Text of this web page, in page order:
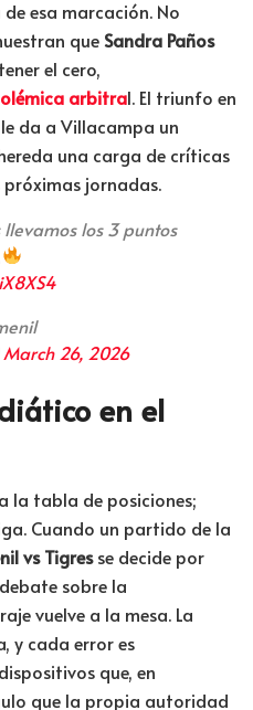
esa marcación. No
que Sandra Paños
el cero,
arbitral. El triunfo en
da a Villacampa un
una carga de críticas
jornadas.
llevamos los 3 puntos
March 26, 2026
en el
la tabla de posiciones;
Cuando un partido de la
vs Tigresse decide por
sobre la
vuelve a la mesa. La
y cada error es
que, en
que la propia autoridad